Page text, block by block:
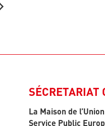
SÉCRETARIAT
La Maison de
Service Public